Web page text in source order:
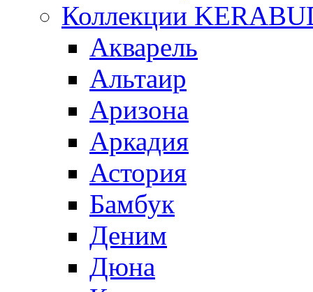
Коллекции
Акварель
Альтаир
Аризона
Аркадия
Астория
Бамбук
Деним
Дюна